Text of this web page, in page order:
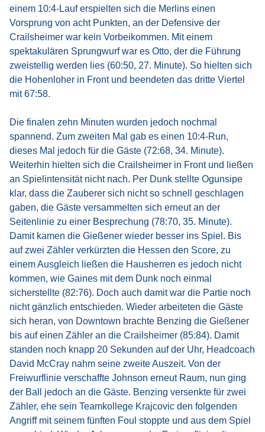
einem 10:4-Lauf erspielten sich die Merlins einen
Vorsprung von acht Punkten, an der Defensive der
Crailsheimer war kein Vorbeikommen. Mit einem
spektakulären Sprungwurf war es Otto, der die Führung
zweistellig werden lies (60:50, 27. Minute). So hielten sich
die Hohenloher in Front und beendeten das dritte Viertel
mit 67:58.
Die finalen zehn Minuten wurden jedoch nochmal
spannend. Zum zweiten Mal gab es einen 10:4-Run,
dieses Mal jedoch für die Gäste (72:68, 34. Minute).
Weiterhin hielten sich die Crailsheimer in Front und ließen
an Spielintensität nicht nach. Per Dunk stellte Ogunsipe
klar, dass die Zauberer sich nicht so schnell geschlagen
gaben, die Gäste versammelten sich erneut an der
Seitenlinie zu einer Besprechung (78:70, 35. Minute).
Damit kamen die Gießener wieder besser ins Spiel. Bis
auf zwei Zähler verkürzten die Hessen den Score, zu
einem Ausgleich ließen die Hausherren es jedoch nicht
kommen, wie Gaines mit dem Dunk noch einmal
sicherstellte (82:76). Doch auch damit war die Partie noch
nicht gänzlich entschieden. Wieder arbeiteten die Gäste
sich heran, von Downtown brachte Benzing die Gießener
bis auf einen Zähler an die Crailsheimer (85:84). Damit
standen noch knapp 20 Sekunden auf der Uhr, Headcoach
David McCray nahm seine zweite Auszeit. Von der
Freiwurflinie verschaffte Johnson erneut Raum, nun ging
der Ball jedoch an die Gäste. Benzing versenkte für zwei
Zähler, ehe sein Teamkollege Krajcovic den folgenden
Angriff mit seinem fünften Foul stoppte und aus dem Spiel